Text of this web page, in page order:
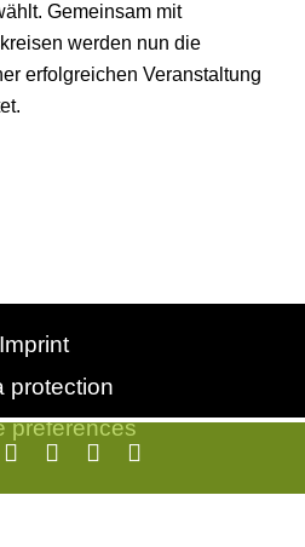
Gemeinsam mit
werden nun die
erfolgreichen Veranstaltung
Imprint
protection
preferences